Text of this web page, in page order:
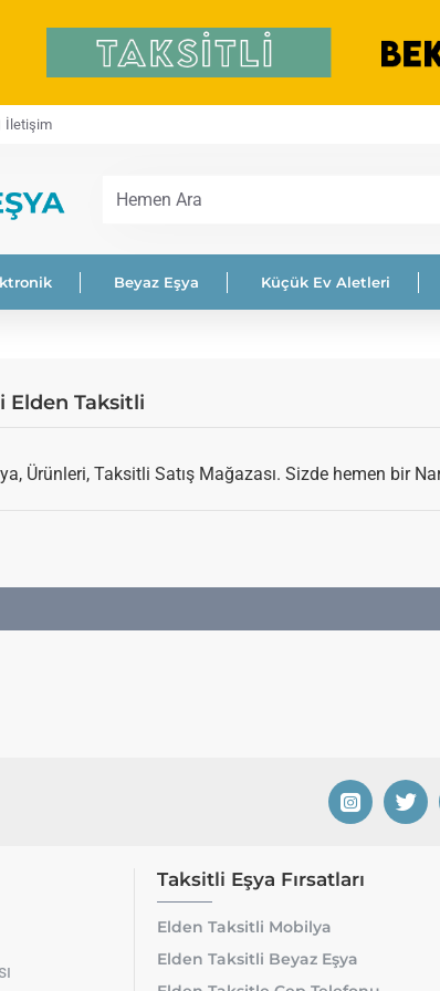
İletişim
Hemen
Beyaz Eşya Küçük Ev Aletleri
Elden Taksitli
Ürünleri, Taksitli Satış Mağazası. Sizde hemen bir
Taksitli Eşya Fırsatları
Elden Taksitli Mobilya
Elden Taksitli Beyaz Eşya